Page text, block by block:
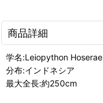
商品詳細
学名:Leiopython Hoserae
分布:インドネシア
最大全長:約250cm